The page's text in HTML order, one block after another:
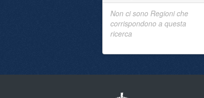
Non ci sono Regioni che
corrispondono a questa
ricerca